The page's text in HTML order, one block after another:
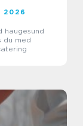
haugesund
du med